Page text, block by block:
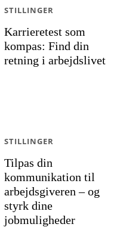
Karrieretest som
kompas: Find din
retning i arbejdslivet
STILLINGER
Tilpas din
kommunikation til
arbejdsgiveren – og
styrk dine
jobmuligheder
STILLINGER